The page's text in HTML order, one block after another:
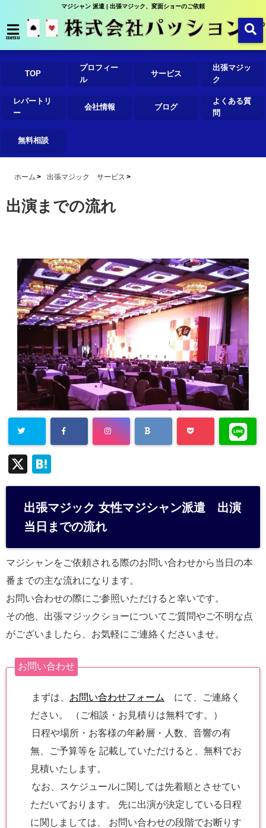
マジシャン 派遣 | 出張マジック、変面ショーのご依頼
menu
TOP
プロフィー
ル
サービス
出張マジッ
ク
レパートリ
ー
会社情報 ブログ
よくある質
問
無料相談
ホーム 出張マジック サービス
出演までの流れ
X
at
e
n
出張マジック 女性マジシャン派遣 出演
当日までの流れ
マジシャンをご依頼される際のお問い合わせから当日の本
番までの主な流れになります。
お問い合わせの際にご参照いただけると幸いです。
その他、出張マジックショーについてご質問やご不明な点
がございましたら、お気軽にご連絡くださいませ。
お問い合わせ
まずは、 お問い合わせフォーム にて、ご連絡く
ださい。 （ご相談・お見積りは無料です。）
日程や場所・お客様の年齢層・人数、音響の有
無、ご予算等を 記載していただけると、無料でお
見積いたします。
なお、スケジュールに関しては先着順とさせてい
ただいております。 先に出演が決定している日程
に関しましては、 お問い合わせの段階でお断りす